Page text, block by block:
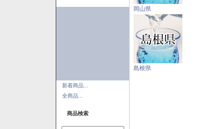
新着商品...
全商品...
商品検索
岡山県
島根県